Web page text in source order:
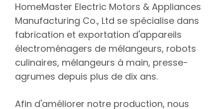
HomeMaster Electric Motors & Appliances
Manufacturing Co., Ltd se spécialise dans
fabrication et exportation d'appareils
électroménagers de mélangeurs, robots
culinaires, mélangeurs à main, presse-
agrumes depuis plus de dix ans.
Afin d'améliorer notre production, nous